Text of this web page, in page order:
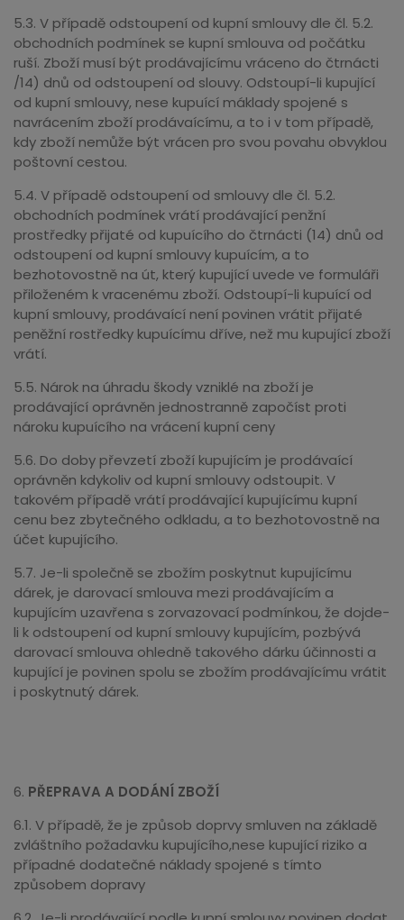
5.3. V případě odstoupení od kupní smlouvy dle čl. 5.2.
obchodních podmínek se kupní smlouva od počátku
ruší. Zboží musí být prodávajícímu vráceno do čtrnácti
/14) dnů od odstoupení od slouvy. Odstoupí-li kupující
od kupní smlouvy, nese kupuící máklady spojené s
navrácením zboží prodávaícímu, a to i v tom případě,
kdy zboží nemůže být vrácen pro svou povahu obvyklou
poštovní cestou.
5.4. V případě odstoupení od smlouvy dle čl. 5.2.
obchodních podmínek vrátí prodávající penžní
prostředky přijaté od kupuícího do čtrnácti (14) dnů od
odstoupení od kupní smlouvy kupuícím, a to
bezhotovostně na út, který kupující uvede ve formuláři
přiloženém k vracenému zboží. Odstoupí-li kupuící od
kupní smlouvy, prodávaící není povinen vrátit přijaté
peněžní rostředky kupuícímu dříve, než mu kupující zboží
vrátí.
5.5. Nárok na úhradu škody vzniklé na zboží je
prodávající oprávněn jednostranně započíst proti
nároku kupuícího na vrácení kupní ceny
5.6. Do doby převzetí zboží kupujícím je prodávaící
oprávněn kdykoliv od kupní smlouvy odstoupit. V
takovém případě vrátí prodávající kupujícímu kupní
cenu bez zbytečného odkladu, a to bezhotovostně na
účet kupujícího.
5.7. Je-li společně se zbožím poskytnut kupujícímu
dárek, je darovací smlouva mezi prodávajícím a
kupujícím uzavřena s zorvazovací podmínkou, že dojde-
li k odstoupení od kupní smlouvy kupujícím, pozbývá
darovací smlouva ohledně takového dárku účinnosti a
kupující je povinen spolu se zbožím prodávajícímu vrátit
i poskytnutý dárek.
6. PŘEPRAVA A DODÁNÍ ZBOŽÍ
6.1. V případě, že je způsob doprvy smluven na základě
zvláštního požadavku kupujícího,nese kupující riziko a
případné dodatečné náklady spojené s tímto
způsobem dopravy